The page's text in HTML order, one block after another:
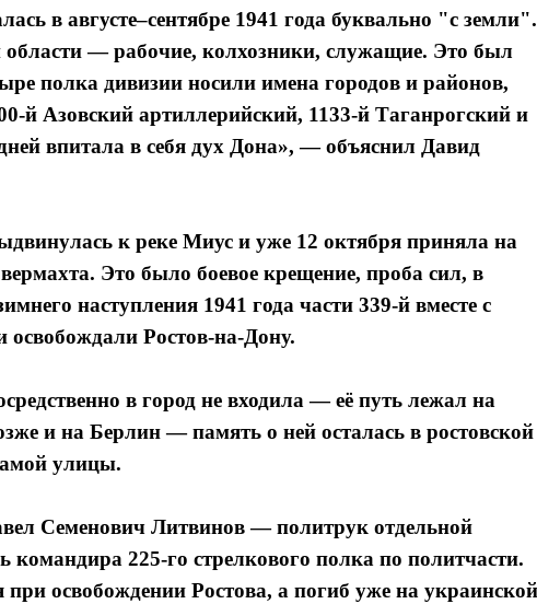
в августе–сентябре 1941 года буквально "с земли".
области — рабочие, колхозники, служащие. Это был
полка дивизии носили имена городов и районов,
й Азовский артиллерийский, 1133-й Таганрогский и
впитала в себя дух Дона», — объяснил Давид
к реке Миус и уже 12 октября приняла на
Это было боевое крещение, проба сил, в
наступления 1941 года части 339-й вместе с
Ростов-на-Дону.
в город не входила — её путь лежал на
и на Берлин — память о ней осталась в ростовской
улицы.
Семенович Литвинов — политрук отдельной
командира 225-го стрелкового полка по политчасти.
освобождении Ростова, а погиб уже на украинской